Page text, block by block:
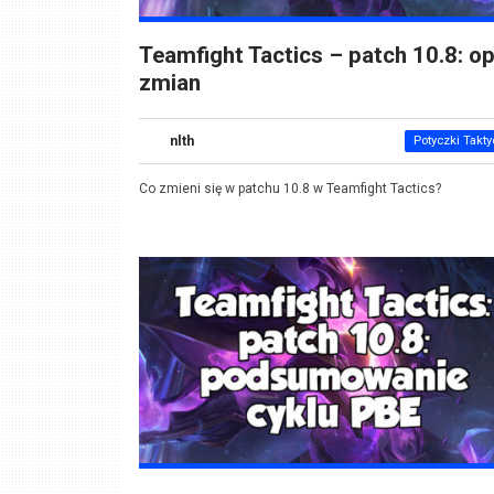
Teamfight Tactics – patch 10.8:
zmian
nlth Potyczki
Co zmieni się w patchu 10.8 w Teamfight Tactics?